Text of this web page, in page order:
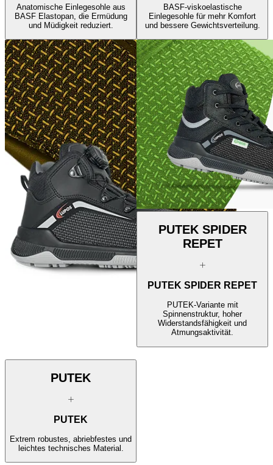
Anatomische Einlegesohle aus
BASF Elastopan, die Ermüdung
und Müdigkeit reduziert.
BASF-viskoelastische
Einlegesohle für mehr Komfort
und bessere Gewichtsverteilung.
PUTEK
PUTEK
Extrem robustes, abriebfestes und
leichtes technisches Material.
PUTEK SPIDER
REPET
PUTEK SPIDER REPET
PUTEK-Variante mit
Spinnenstruktur, hoher
Widerstandsfähigkeit und
Atmungsaktivität.